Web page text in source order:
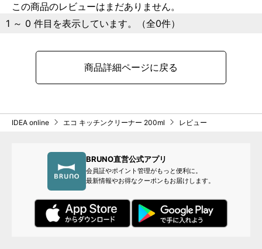
この商品のレビューはまだありません。
1 ～ 0 件目を表示しています。（全0件）
商品詳細ページに戻る
IDEA online エコ キッチンクリーナー 200ml レビュー
BRUNO直営公式アプリ
会員証やポイント管理がもっと便利に。
最新情報やお得なクーポンもお届けします。